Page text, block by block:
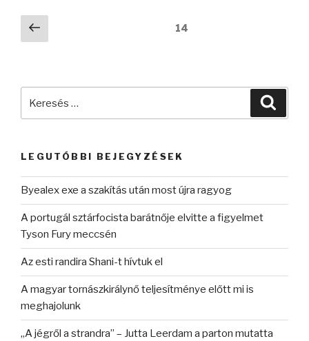
Bejegyzések
lapozása
Előző
oldal
14
LEGUTÓBBI BEJEGYZÉSEK
Byealex exe a szakítás után most újra ragyog
A portugál sztárfocista barátnője elvitte a figyelmet
Tyson Fury meccsén
Az esti randira Shani-t hívtuk el
A magyar tornászkirálynő teljesítménye előtt mi is
meghajolunk
„A jégről a strandra” – Jutta Leerdam a parton mutatta